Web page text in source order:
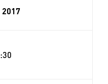
2017